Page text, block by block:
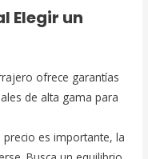
Elegir un
ofrece garantías
de alta gama para
precio es importante, la